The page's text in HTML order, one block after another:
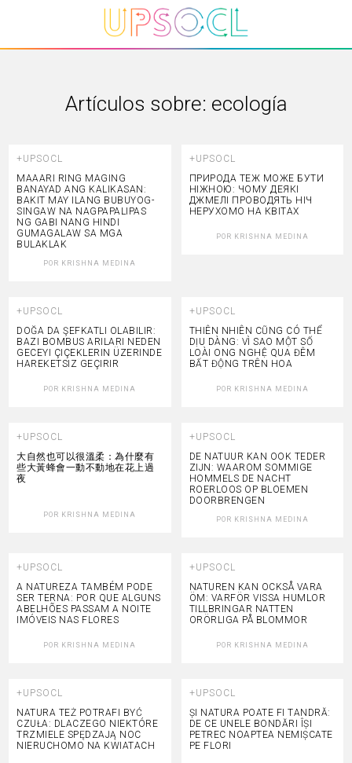
Artículos sobre: ecología
+UPSOCL
MAAARI RING MAGING
BANAYAD ANG KALIKASAN:
BAKIT MAY ILANG BUBUYOG-
SINGAW NA NAGPAPALIPAS
NG GABI NANG HINDI
GUMAGALAW SA MGA
BULAKLAK
POR KRISHNA MEDINA
+UPSOCL
ПРИРОДА ТЕЖ МОЖЕ БУТИ
НІЖНОЮ: ЧОМУ ДЕЯКІ
ДЖМЕЛІ ПРОВОДЯТЬ НІЧ
НЕРУХОМО НА КВІТАХ
POR KRISHNA MEDINA
+UPSOCL
DOĞA DA ŞEFKATLI OLABILIR:
BAZI BOMBUS ARILARI NEDEN
GECEYI ÇIÇEKLERIN ÜZERINDE
HAREKETSIZ GEÇIRIR
POR KRISHNA MEDINA
+UPSOCL
THIÊN NHIÊN CŨNG CÓ THỂ
DỊU DÀNG: VÌ SAO MỘT SỐ
LOÀI ONG NGHỆ QUA ĐÊM
BẤT ĐỘNG TRÊN HOA
POR KRISHNA MEDINA
+UPSOCL
大自然也可以很溫柔：為什麼有
些大黃蜂會一動不動地在花上過
夜
POR KRISHNA MEDINA
+UPSOCL
DE NATUUR KAN OOK TEDER
ZIJN: WAAROM SOMMIGE
HOMMELS DE NACHT
ROERLOOS OP BLOEMEN
DOORBRENGEN
POR KRISHNA MEDINA
+UPSOCL
A NATUREZA TAMBÉM PODE
SER TERNA: POR QUE ALGUNS
ABELHÕES PASSAM A NOITE
IMÓVEIS NAS FLORES
POR KRISHNA MEDINA
+UPSOCL
NATUREN KAN OCKSÅ VARA
ÖM: VARFÖR VISSA HUMLOR
TILLBRINGAR NATTEN
ORÖRLIGA PÅ BLOMMOR
POR KRISHNA MEDINA
+UPSOCL
NATURA TEŻ POTRAFI BYĆ
CZUŁA: DLACZEGO NIEKTÓRE
TRZMIELE SPĘDZAJĄ NOC
NIERUCHOMO NA KWIATACH
+UPSOCL
ȘI NATURA POATE FI TANDRĂ:
DE CE UNELE BONDĂRI ÎȘI
PETREC NOAPTEA NEMIȘCATE
PE FLORI